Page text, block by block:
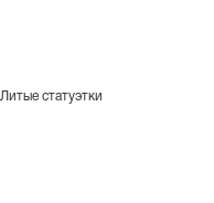
Литые статуэтки